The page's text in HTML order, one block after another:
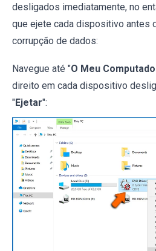
desligados imediatamente, no
que ejete cada dispositivo antes
corrupção de dados:
Navegue até "O Meu
direito em cada dispositivo
"Ejetar":